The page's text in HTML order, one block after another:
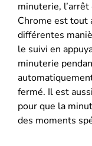
minuterie,
Chrome est tout
différentes
le suivi en
minuterie
fermé. Il est
pour que la
des moments